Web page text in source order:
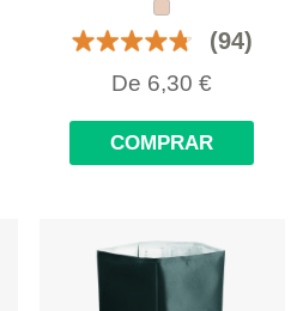
(94)
De 6,30 €
COMPRAR